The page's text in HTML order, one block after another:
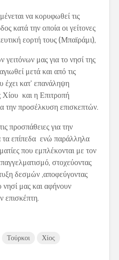
να κορυφωθεί τις
κατά την οποία οι γείτονες
εορτή τους (Μπαϊράμι),
μας για το νησί της
μετά και από τις
έχει κατ’ επανάληψη
Χίου και η Επιτροπή
την προσέλκυση επισκεπτών.
προσπάθειες για την
επίπεδα ενώ παράλληλα
που εμπλέκονται με τον
στοχεύοντας
δεσμών ,αποφεύγοντας
νησί μας και αφήνουν
επισκέπτη.
Τούρκοι Χίος